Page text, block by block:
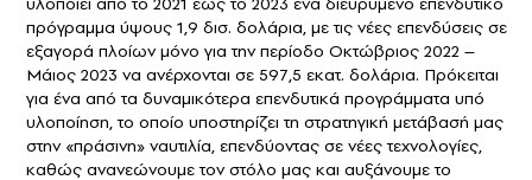
πρόγραμμα ύψους 1,9 δισ. δολάρια, με τις νέες επενδύσεις σε
εξαγορά πλοίων μόνο για την περίοδο Οκτώβριος 2022 –
Μάιος 2023 να ανέρχονται σε 597,5 εκατ. δολάρια. Πρόκειται
για ένα από τα δυναμικότερα επενδυτικά προγράμματα υπό
υλοποίηση, το οποίο υποστηρίζει τη στρατηγική μετάβασή μας
στην «πράσινη» ναυτιλία, επενδύοντας σε νέες τεχνολογίες,
καθώς ανανεώνουμε τον στόλο μας και αυξάνουμε το